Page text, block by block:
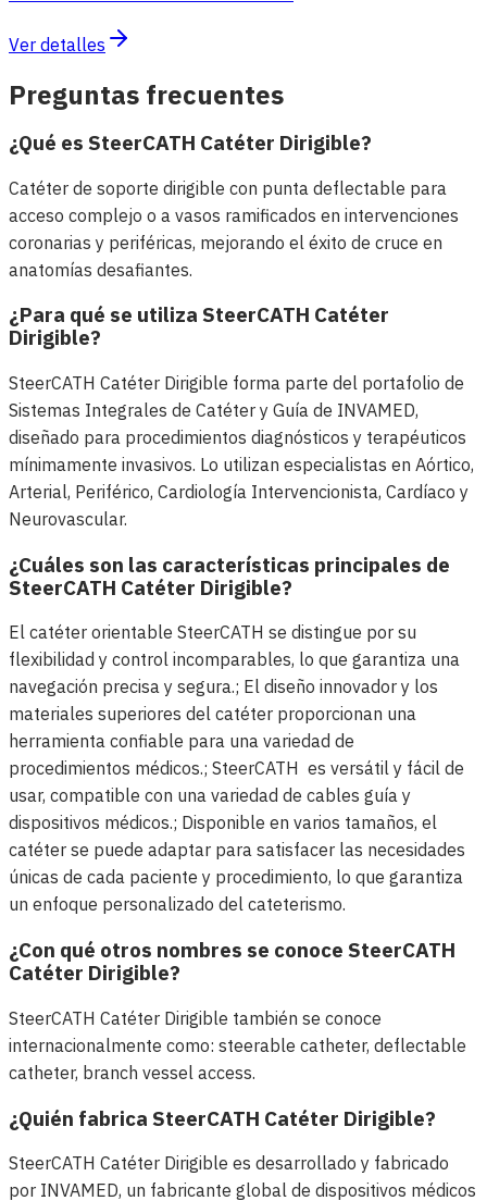
Ver detalles
Preguntas frecuentes
¿Qué es SteerCATH Catéter Dirigible?
Catéter de soporte dirigible con punta deflectable para
acceso complejo o a vasos ramificados en intervenciones
coronarias y periféricas, mejorando el éxito de cruce en
anatomías desafiantes.
¿Para qué se utiliza SteerCATH Catéter
Dirigible?
SteerCATH Catéter Dirigible forma parte del portafolio de
Sistemas Integrales de Catéter y Guía de INVAMED,
diseñado para procedimientos diagnósticos y terapéuticos
mínimamente invasivos. Lo utilizan especialistas en Aórtico,
Arterial, Periférico, Cardiología Intervencionista, Cardíaco y
Neurovascular.
¿Cuáles son las características principales de
SteerCATH Catéter Dirigible?
El catéter orientable SteerCATH se distingue por su
flexibilidad y control incomparables, lo que garantiza una
navegación precisa y segura.; El diseño innovador y los
materiales superiores del catéter proporcionan una
herramienta confiable para una variedad de
procedimientos médicos.; SteerCATH es versátil y fácil de
usar, compatible con una variedad de cables guía y
dispositivos médicos.; Disponible en varios tamaños, el
catéter se puede adaptar para satisfacer las necesidades
únicas de cada paciente y procedimiento, lo que garantiza
un enfoque personalizado del cateterismo.
¿Con qué otros nombres se conoce SteerCATH
Catéter Dirigible?
SteerCATH Catéter Dirigible también se conoce
internacionalmente como: steerable catheter, deflectable
catheter, branch vessel access.
¿Quién fabrica SteerCATH Catéter Dirigible?
SteerCATH Catéter Dirigible es desarrollado y fabricado
por INVAMED, un fabricante global de dispositivos médicos